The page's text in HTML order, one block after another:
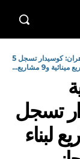
معرض المنتجات الجزائرية المصدرة بوهران: كوسيدار تسجل 5
و9 مشاريع...
تسجل
و9 مشاريع لبناء